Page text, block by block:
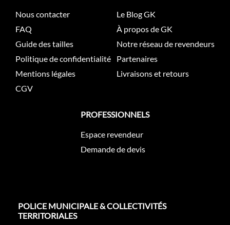
Nous contacter
FAQ
Guide des tailles
Politique de confidentialité
Mentions légales
CGV
Le Blog GK
À propos de GK
Notre réseau de revendeurs
Partenaires
Livraisons et retours
PROFESSIONNELS
Espace revendeur
Demande de devis
POLICE MUNICIPALE & COLLECTIVITÉS
TERRITORIALES